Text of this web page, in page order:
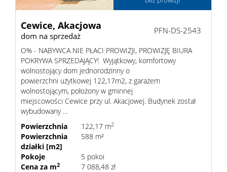
Cewice, Akacjowa
dom na sprzedaż
PFN-DS-2543
O% - NABYWCA NIE PŁACI PROWIZJI, PROWIZJĘ BIURA
POKRYWA SPRZEDAJĄCY! Wyjątkowy, komfortowy
wolnostojący dom jednorodzinny o
powierzchni użytkowej 122,17m2, z garażem
wolnostojącym, położony w gminnej
miejscowości Cewice przy ul. Akacjowej. Budynek został
wybudowany ...
Powierzchnia
122,17 m2
Powierzchnia
działki [m2]
588 m²
Pokoje
5 pokoi
Cena za m2 7 088,48 zł